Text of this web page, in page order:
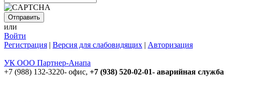
или
Войти
Регистрация | Версия для слабовидящих | Авторизация
УК ООО Партнер-Анапа
+7 (988) 132-3220- офис, +7 (938) 520-02-01- аварийная служба